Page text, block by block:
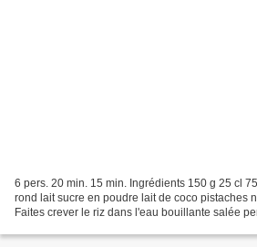
6 pers. 20 min. 15 min. Ingrédients 150 g 25 cl
rond lait sucre en poudre lait de coco pistaches
Faites crever le riz dans l'eau bouillante salée